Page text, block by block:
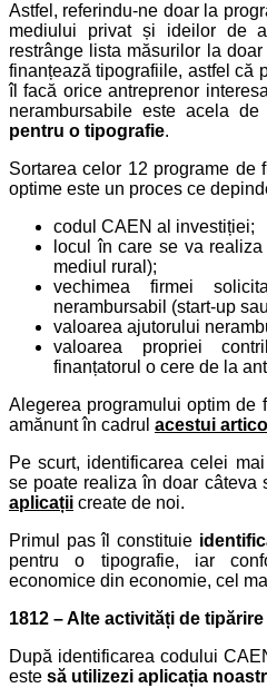
Astfel, referindu-ne doar la
mediului privat și ideilor de
restrânge lista măsurilor la
finanțează tipografiile, astfel că
îl facă orice antreprenor
nerambursabile este acela
pentru o tipografie.
Sortarea celor 12 programe de
optime este un proces ce
codul CAEN al investiției;
locul în care se va
mediul rural);
vechimea firmei
nerambursabil (start-up
valoarea ajutorului
valoarea propriei
finanțatorul o cere de la
Alegerea programului optim de
amănunt în cadrul acestui articol
Pe scurt, identificarea celei
se poate realiza în doar câteva
aplicații create de noi.
Primul pas îl constituie
pentru o tipografie, iar
economice din economie, cel
1812 – Alte activități de tipărire
După identificarea codului
este să utilizezi aplicația